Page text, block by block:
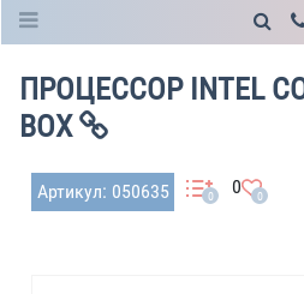
ПРОЦЕССОР INTEL
BOX
Артикул: 050635 0 0 0